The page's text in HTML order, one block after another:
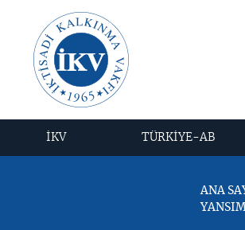
İKV TÜRKİYE-AB
ANA